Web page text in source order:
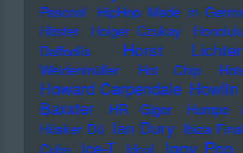
Pascoal
HipHop Made in
Hitster
Holger Czukay
Daffodils
Horst Lichter
Weidenmüller
Hot Chip
Howard Carpendale
Baxxter
HR Giger
Humpe
Hüsker Dü Ian Dury Ibiza
Cube
Ice-T Ideal Iggy Pop